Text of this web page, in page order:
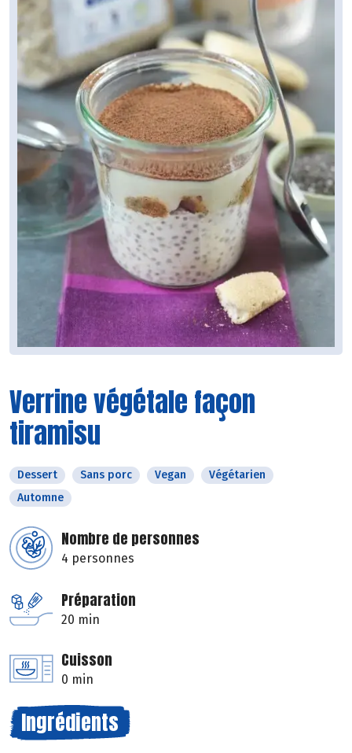
Verrine végétale façon
tiramisu
Dessert Sans porc Vegan
Végétarien
Automne
Nombre de personnes
4 personnes
Préparation
20 min
Cuisson
0 min
Ingrédients